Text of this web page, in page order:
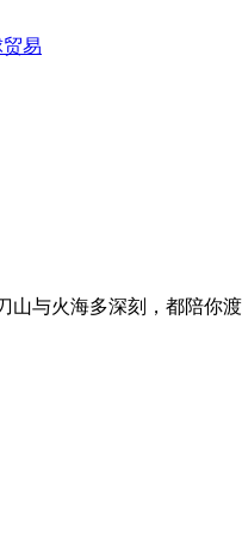
易
山与火海多深刻，都陪你